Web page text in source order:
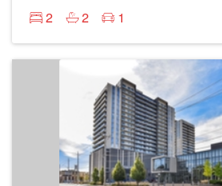
2
2 1